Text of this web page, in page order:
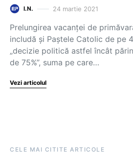
I.N. 24 martie 2021
Prelungirea vacanței de
includă și Paștele Catolic de pe
„decizie politică astfel încât
de 75%”, suma pe care…
Vezi articolul
CELE MAI CITITE ARTICOLE